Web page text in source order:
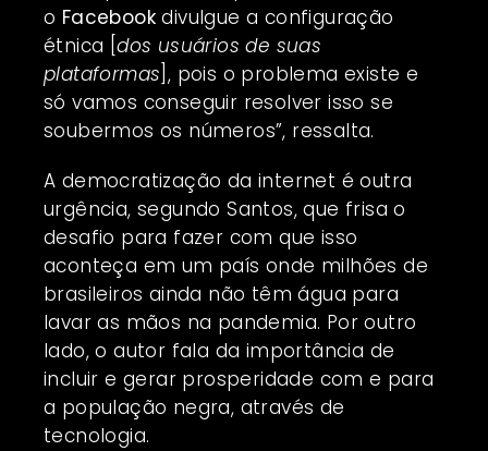
o Facebookdivulgue a configuração
étnica [dos usuários de suas
plataformas ], pois o problema existe e
só vamos conseguir resolver isso se
soubermos os números”, ressalta.
A democratização da internet é outra
urgência, segundo Santos, que frisa o
desafio para fazer com que isso
aconteça em um país onde milhões de
brasileiros ainda não têm água para
lavar as mãos na pandemia. Por outro
lado, o autor fala da importância de
incluir e gerar prosperidade com e para
a população negra, através de
tecnologia.